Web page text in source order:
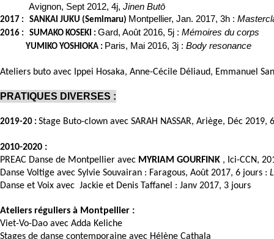
Avignon, Sept 2012, 4j,Jinen Butō
2017 : SANKAI JUKU (Semimaru) Montpellier, Jan. 2017, 3h :
2016 : SUMAKO KOSEKI : Gard, Août 2016, 5j : Mémoires du corps
YUMIKO YOSHIOKA : Paris, Mai 2016, 3j : Body resonance
Ateliers buto avec Ippei Hosaka, Anne-Cécile Déliaud, Emmanuel
PRATIQUES DIVERSES :
2019-20 : Stage Buto-clown avec SARAH NASSAR, Ariège, Déc 2019,
2010-2020 :
PREAC Danse de Montpellier avec MYRIAM GOURFINK , Ici-CCN,
Danse Voltige avec Sylvie Souvairan : Faragous, Août 2017, 6 jours :
Danse et Voix avec Jackie et Denis Taffanel : Janv 2017, 3 jours
Ateliers réguliers à Montpellier :
Viet-Vo-Dao avec Adda Keliche
Stages de danse contemporaine avec Hélène Cathala